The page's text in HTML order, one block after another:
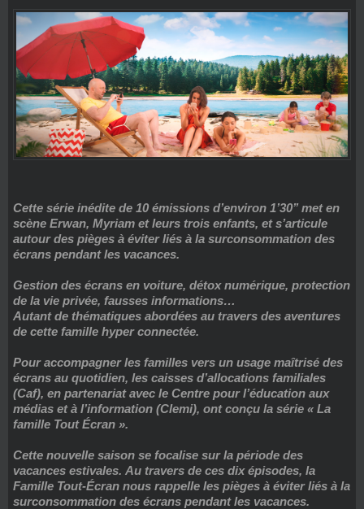
Cette série inédite de 10 émissions d’environ 1’30’’ met en
scène Erwan, Myriam et leurs trois enfants, et s’articule
autour des pièges à éviter liés à la surconsommation des
écrans pendant les vacances.
Gestion des écrans en voiture, détox numérique, protection
de la vie privée, fausses informations…
Autant de thématiques abordées au travers des aventures
de cette famille hyper connectée.
Pour accompagner les familles vers un usage maîtrisé des
écrans au quotidien, les caisses d’allocations familiales
(Caf), en partenariat avec le Centre pour l’éducation aux
médias et à l’information (Clemi), ont conçu la série « La
famille Tout Écran ».
Cette nouvelle saison se focalise sur la période des
vacances estivales. Au travers de ces dix épisodes, la
Famille Tout-Écran nous rappelle les pièges à éviter liés à la
surconsommation des écrans pendant les vacances.